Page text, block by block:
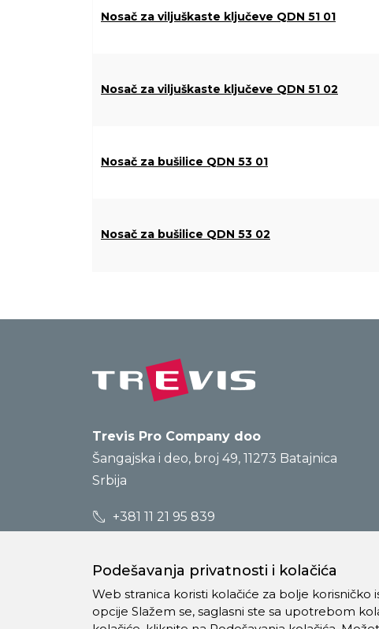
Nosač za viljuškaste ključeve QDN 51 01
Nosač za viljuškaste ključeve QDN 51 02
Nosač za bušilice QDN 53 01
Nosač za bušilice QDN 53 02
Trevis Pro Company doo
Šangajska i deo, broj 49, 11273 Batajnica
Srbija
+381 11 21 95 839
Podešavanja privatnosti i kolačića
Web stranica koristi kolačiće za bolje
opcije Slažem se, saglasni ste sa upotrebom